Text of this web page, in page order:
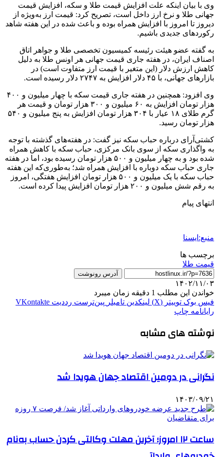
وی با بیان اینکه علت افزایش قیمت طلا و سکه، افزایش قیمت
جهانی طلا و نرخ ارز داخل است، تصریح کرد: قیمت ارز به‌ویژه از
دیروز تا امروز با افزایش همراه بوده و باعث شده در این هفته شاهد
رکوردهای جدیدی باشیم.
به گفته عضو هیئت رئیسه کمیسیون تخصصی طلا و جواهر اتاق
اصناف ایران، در هفته جاری قیمت جهانی هر اونس طلا به دلیل
کاهش ارزش دلار (این متغیر با قیمت ارز متفاوت است) در
بازارهای جهانی، با ۴۵ دلار افزایش به ۲۷۴۷ دلار رسیده است.
وی افزود: همچنین در هفته جاری قیمت سکه با چهار میلیون و ۴۰۰
هزار تومان افزایش به ۶۰ میلیون و ۳۰۰ هزار تومان و قیمت هر
گرم طلای ۱۸ عیار با ۳۰۴ هزار تومان افزایش به پنج میلیون و ۵۴۰
هزار تومان رسید.
کشتی‌آرای درباره حباب سکه نیز گفت: در هفته‌های گذشته با توجه
به واگذاری سکه از سوی بانک مرکزی، حباب سکه با کاهش همراه
شده بود و به چهار میلیون و ۵۰۰ هزار تومان رسیده بود، اما در هفته
جاری حباب سکه دوباره با افزایش همراه شد؛ به‌طوری‌که این هفته
حباب سکه با یک میلیون و ۵۰۰ هزار تومان افزایش هفتگی، امروز
به رقم شش میلیون و ۲۰۰ هزار تومان افزایش پیدا کرده است.
انتهای پیام
منبع:ایسنا
برچسب ها
قیمت طلا
آدرس رونوشت
۱۴۰۲/۱۱/۰۳
خواندن این مطلب 1 دقیقه زمان میبرد
فیس بوک توییتر (X) لینکدین ‫تامبلر ‫پین‌ترست ‫رددیت ‫VKontakte
رایانامه چاپ
نوشته های مشابه
نگرانی در دومین اقتصاد جهان هویدا شد
۱۴۰۳/۰۹/۲۱
ساعت ١٢ امروز؛ آخرین مهلت وکالتی کردن حساب به‌نام